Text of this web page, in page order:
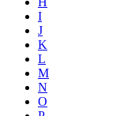
I
J
K
L
M
N
O